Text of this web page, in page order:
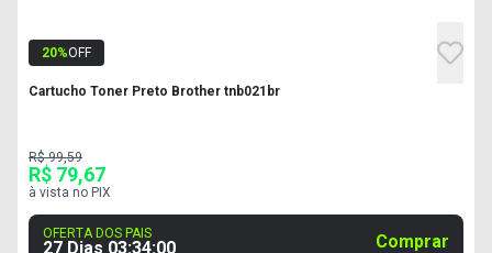
20%OFF
Cartucho Toner Preto Brother tnb021br
R$ 99,59
R$ 79,67
à vista no PIX
OFERTA DOS PAIS
27 Dias 03:33:59 Comprar